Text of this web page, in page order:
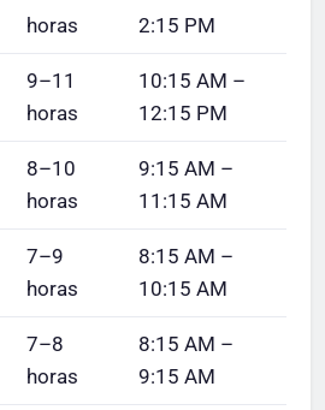
horas
2:15 PM
9–11
horas
10:15 AM –
12:15 PM
8–10
horas
9:15 AM –
11:15 AM
7–9
horas
8:15 AM –
10:15 AM
7–8
horas
8:15 AM –
9:15 AM